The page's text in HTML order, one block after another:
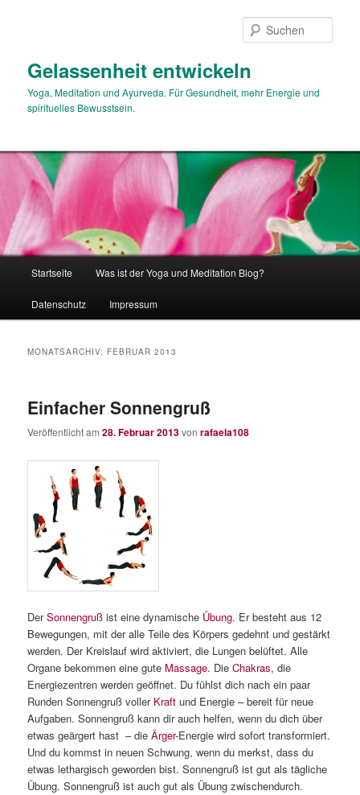
Gelassenheit entwickeln
Yoga, Meditation und Ayurveda. Für Gesundheit, mehr Energie und
spirituelles Bewusstsein.
Startseite Was ist der Yoga und Meditation Blog?
Datenschutz Impressum
MONATSARCHIV: FEBRUAR 2013
Einfacher Sonnengruß
Veröffentlicht am28. Februar 2013vonrafaela108
DerSonnengruß ist eine dynamische Übung. Er besteht aus 12
Bewegungen, mit der alle Teile des Körpers gedehnt und gestärkt
werden. Der Kreislauf wird aktiviert, die Lungen belüftet. Alle
Organe bekommen eine gute Massage. DieChakras, die
Energiezentren werden geöffnet. Du fühlst dich nach ein paar
Runden Sonnengruß voller Kraft und Energie – bereit für neue
Aufgaben. Sonnengruß kann dir auch helfen, wenn du dich über
etwas geärgert hast – dieÄrger-Energie wird sofort transformiert.
Und du kommst in neuen Schwung, wenn du merkst, dass du
etwas lethargisch geworden bist. Sonnengruß ist gut als tägliche
Übung. Sonnengruß ist auch gut als Übung zwischendurch.